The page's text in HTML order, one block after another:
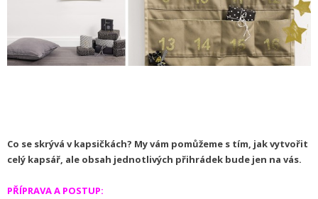
Co se skrývá v kapsičkách? My vám pomůžeme s tím, jak vytvořit
celý kapsář, ale obsah jednotlivých přihrádek bude jen na vás.
PŘÍPRAVA A POSTUP: